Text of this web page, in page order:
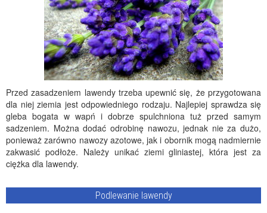
Przed zasadzeniem lawendy trzeba upewnić się, że przygotowana
dla niej ziemia jest odpowiedniego rodzaju. Najlepiej sprawdza się
gleba bogata w wapń i dobrze spulchniona tuż przed samym
sadzeniem. Można dodać odrobinę nawozu, jednak nie za dużo,
ponieważ zarówno nawozy azotowe, jak i obornik mogą nadmiernie
zakwasić podłoże. Należy unikać ziemi gliniastej, która jest za
ciężka dla lawendy.
Podlewanie lawendy